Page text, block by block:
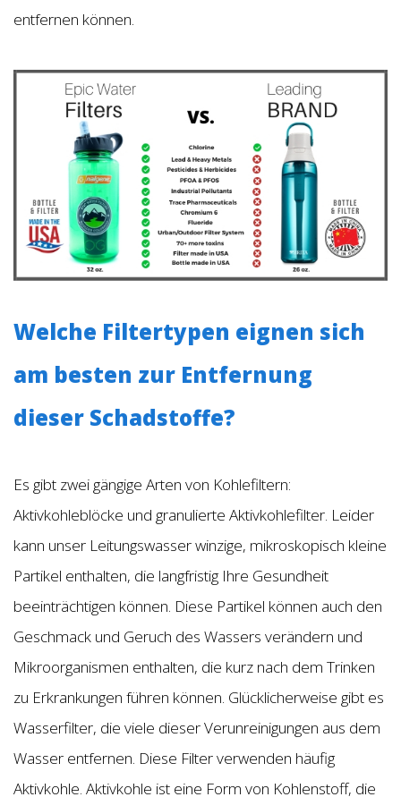
entfernen können.
Welche Filtertypen eignen sich
am besten zur Entfernung
dieser Schadstoffe?
Es gibt zwei gängige Arten von Kohlefiltern:
Aktivkohleblöcke und granulierte Aktivkohlefilter. Leider
kann unser Leitungswasser winzige, mikroskopisch kleine
Partikel enthalten, die langfristig Ihre Gesundheit
beeinträchtigen können. Diese Partikel können auch den
Geschmack und Geruch des Wassers verändern und
Mikroorganismen enthalten, die kurz nach dem Trinken
zu Erkrankungen führen können. Glücklicherweise gibt es
Wasserfilter, die viele dieser Verunreinigungen aus dem
Wasser entfernen. Diese Filter verwenden häufig
Aktivkohle. Aktivkohle ist eine Form von Kohlenstoff, die